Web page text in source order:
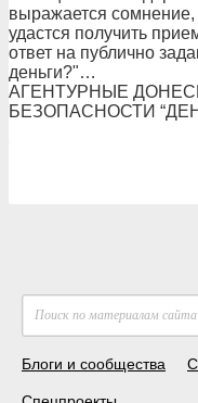
выражается
удастся получить
ответ на публично
деньги?"…
АГЕНТУРНЫЕ
БЕЗОПАСНОСТИ
Блоги и сообщества